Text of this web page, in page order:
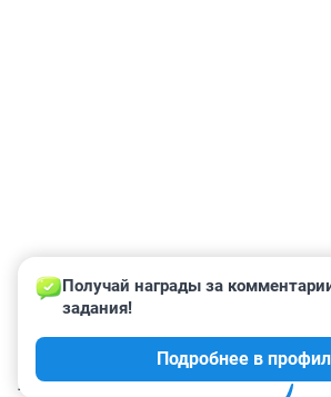
КОММЕНТАРИИ 31
Получай награды за
задания!
Подробнее в